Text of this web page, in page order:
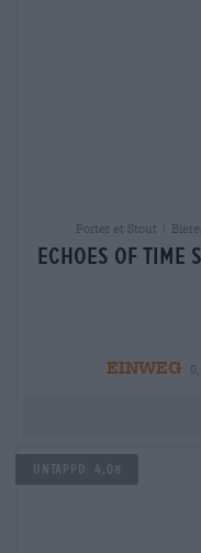
Porter et Stout |
echoes of
EINWEG
Untappd: 4,08